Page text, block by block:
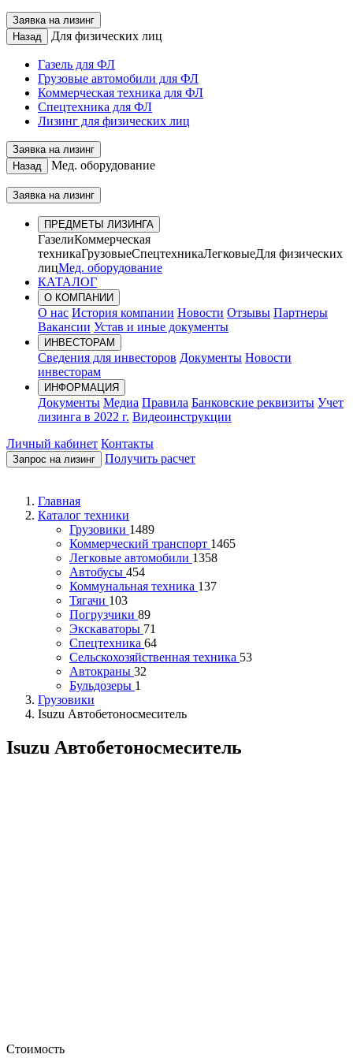
Заявка на лизинг
Назад
Для физических лиц
Газель для ФЛ
Грузовые автомобили для ФЛ
Коммерческая техника для ФЛ
Спецтехника для ФЛ
Лизинг для физических лиц
Заявка на лизинг
Назад
Мед. оборудование
Заявка на лизинг
ПРЕДМЕТЫ ЛИЗИНГА
ГазелиКоммерческая
техникаГрузовыеСпецтехникаЛегковыеДля физических
лицМед. оборудование
КАТАЛОГ
О КОМПАНИИ
О нас История компании Новости Отзывы Партнеры
Вакансии Устав и иные документы
ИНВЕСТОРАМ
Сведения для инвесторов Документы Новости
инвесторам
ИНФОРМАЦИЯ
Документы Медиа Правила Банковские реквизиты Учет
лизинга в 2022 г. Видеоинструкции
Личный кабинет Контакты
Запрос на лизинг Получить расчет
Главная
Каталог техники
Грузовики 1489
Коммерческий транспорт 1465
Легковые автомобили 1358
Автобусы 454
Коммунальная техника 137
Тягачи 103
Погрузчики 89
Экскаваторы 71
Спецтехника 64
Сельскохозяйственная техника 53
Автокраны 32
Бульдозеры 1
Грузовики
Isuzu Автобетоносмеситель
Isuzu Автобетоносмеситель
Стоимость